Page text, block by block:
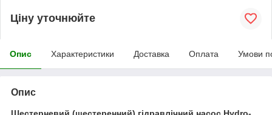
Ціну уточнюйте
Опис Характеристики Доставка Оплата Умови
Опис
Шестерневий (шестеренний) гідравлічний насос Hydro-